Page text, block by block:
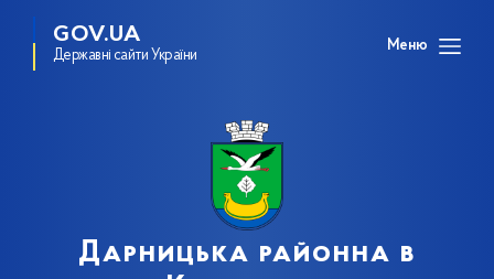
GOV.UA
Державні сайти України
Меню
Дарницька районна в